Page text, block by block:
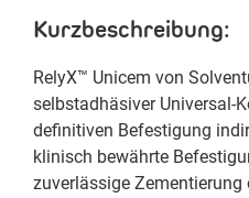
Kurzbeschreibung:
RelyX™ Unicem von
selbstadhäsiver Universal-
definitiven Befestigung
klinisch bewährte
zuverlässige Zementierung